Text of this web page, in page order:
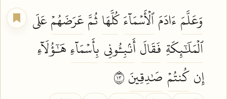
وَعَلَّمَ ءَادَمَٱلۡأَسۡمَآءَكُلَّهَا ثُمَّعَرَضَهُمۡعَلَى
ٱلۡمَلَٰٓئِكَةِ فَقَالَأَنۢبِـُٔونِي بِأَسۡمَآءِهَٰٓؤُلَآءِ
إِنكُنتُمۡ صَٰدِقِينَ